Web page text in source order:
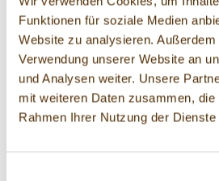
Funktionen für soziale Medien
Website zu analysieren.
Verwendung unserer Website an
und Analysen weiter. Unsere
mit weiteren Daten zusammen,
Rahmen Ihrer Nutzung der